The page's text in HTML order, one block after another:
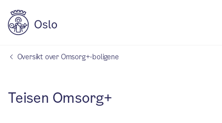
Oversikt over Omsorg+-boligene
Teisen Omsorg+